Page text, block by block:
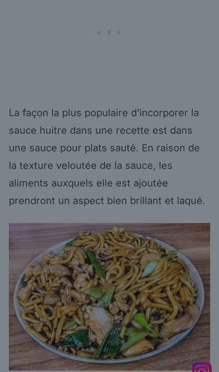
La façon la plus populaire d’incorporer la
sauce huitre dans une recette est dans
une sauce pour plats sauté. En raison de
la texture veloutée de la sauce, les
aliments auxquels elle est ajoutée
prendront un aspect bien brillant et laqué.